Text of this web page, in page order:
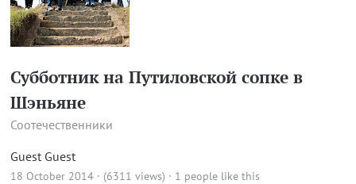
Субботник на Путиловской сопке в
Шэньяне
Соотечественники
Guest Guest
18 October 2014 · (6311 views) · 1 people like this